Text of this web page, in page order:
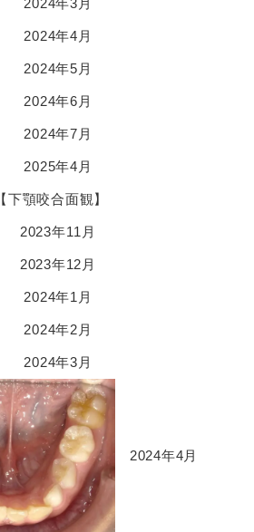
2024年3月
2024年4月
2024年5月
2024年6月
2024年7月
2025年4月
【下顎咬合面観】
2023年11月
2023年12月
2024年1月
2024年2月
2024年3月
2024年4月